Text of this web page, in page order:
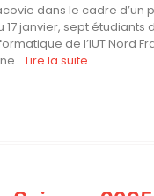
dans le cadre d’un
17 janvier, sept étudiants
de l’IUT Nord
Lire la suite